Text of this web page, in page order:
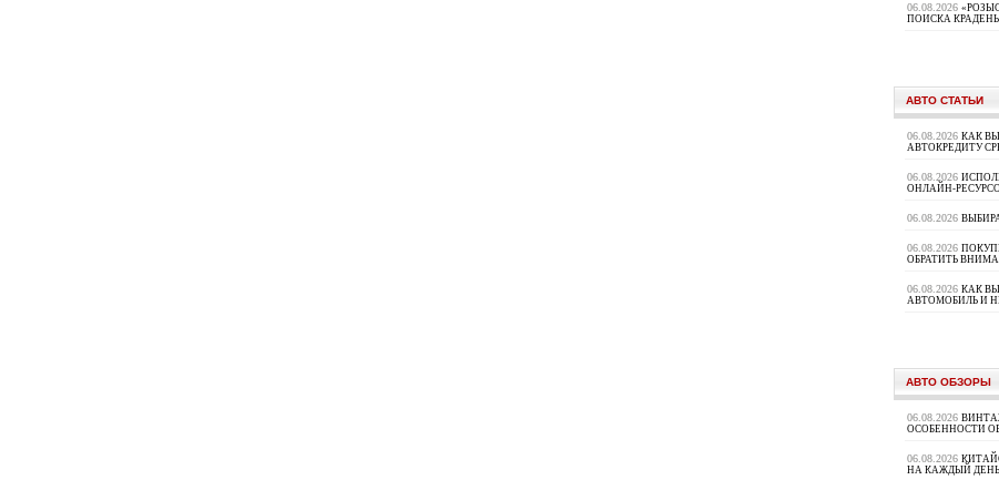
06.08.2026
ПОИСКА
АВТО СТАТЬИ
06.08.2026 КАК
АВТОКРЕДИТУ
06.08.2026
ОНЛАЙН-
06.08.2026
06.08.2026
ОБРАТИТЬ
06.08.2026 КАК
АВТОМОБИЛЬ И
АВТО ОБЗОРЫ
06.08.2026
ОСОБЕННОСТИ
06.08.2026
НА КАЖДЫЙ ДЕНЬ